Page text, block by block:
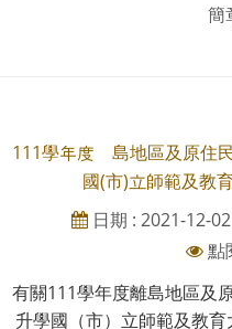
簡
111學年度離島地區及原住
國(市)立師範及教
日期 : 2021-12-02
點
有關111學年度離島地區及
升學國（市）立師範及教